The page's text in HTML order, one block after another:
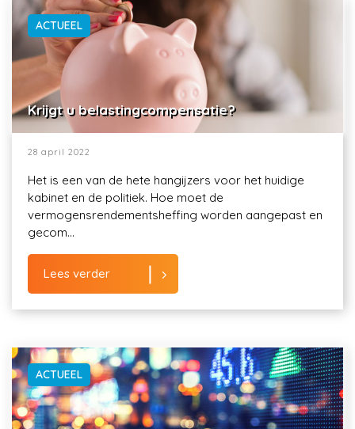
ACTUEEL
Krijgt u belastingcompensatie?
28 april 2022
Het is een van de hete hangijzers voor het huidige
kabinet en de politiek. Hoe moet de
vermogensrendementsheffing worden aangepast en
gecom...
Lees verder
ACTUEEL